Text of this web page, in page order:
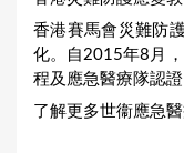
香港賽馬會災難防
化。自2015年8月
程及應急醫療隊認
了解更多世衞應急